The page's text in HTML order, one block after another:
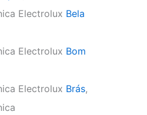
Electrolux Bela
Electrolux Bom
Electrolux Brás,